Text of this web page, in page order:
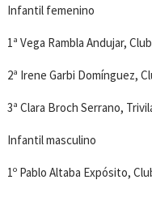
Infantil femenino
1ª Vega Rambla Andujar,
2ª Irene Garbi Domínguez,
3ª Clara Broch Serrano,
Infantil masculino
1º Pablo Altaba Expósito,